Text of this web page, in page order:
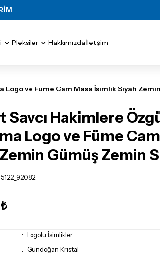
Pleksiler Hakkımızdaİletişim
ve Füme Cam Masa İsimlik Siyah
Savcı Hakimlere
Logo ve Füme
Gümüş Zemin
Logolu İsimlikler
Gündoğan Kristal